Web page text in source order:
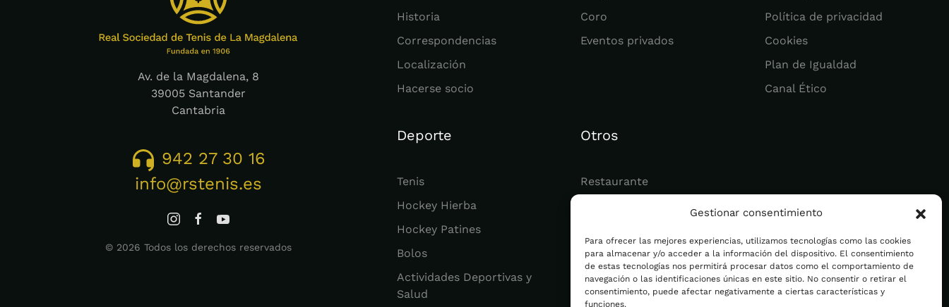
Gestionar consentimiento
Para ofrecer las mejores experiencias, utilizamos tecnologías como las cookies
para almacenar y/o acceder a la información del dispositivo. El consentimiento
de estas tecnologías nos permitirá procesar datos como el comportamiento de
navegación o las identificaciones únicas en este sitio. No consentir o retirar el
consentimiento, puede afectar negativamente a ciertas características y
funciones.
Av. de la Magdalena, 8
39005 Santander
Cantabria
942 27 30 16
info@rstenis.es
© 2026 Todos los derechos reservados
Historia
Correspondencias
Localización
Hacerse socio
Deporte
Tenis
Hockey Hierba
Hockey Patines
Bolos
Actividades Deportivas y
Salud
Coro
Eventos privados
Otros
Restaurante
Política de privacidad
Cookies
Plan de Igualdad
Canal Ético